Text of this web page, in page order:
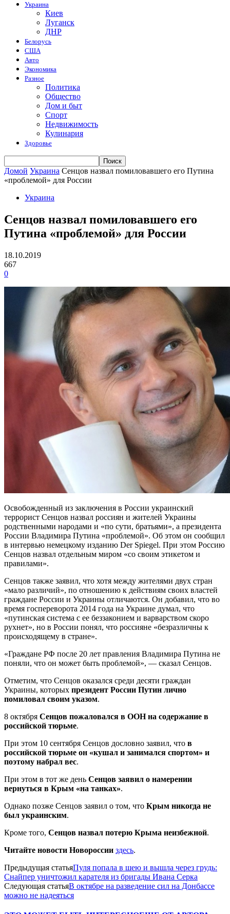
Украина
Киев
Луганск
ДНР
Белорусь
США
Авто
Экономика
Разное
Политика
Общество
Дом и быт
Спорт
Недвижимость
Кулинария
Здоровье
Домой Украина Сенцов назвал помиловавшего его Путина
«проблемой» для России
Украина
Сенцов назвал помиловавшего его
Путина «проблемой» для России
18.10.2019
667
0
Освобожденный из заключения в России украинский
террорист Сенцов назвал россиян и жителей Украины
родственными народами и «по сути, братьями», а президента
России Владимира Путина «проблемой». Об этом он сообщил
в интервью немецкому изданию Der Spiegel. При этом Россию
Сенцов назвал отдельным миром «со своим этикетом и
правилами».
Сенцов также заявил, что хотя между жителями двух стран
«мало различий», по отношению к действиям своих властей
граждане России и Украины отличаются. Он добавил, что во
время госпереворота 2014 года на Украине думал, что
«путинская система с ее беззаконием и варварством скоро
рухнет», но в России понял, что россияне «безразличны к
происходящему в стране».
«Граждане РФ после 20 лет правления Владимира Путина не
поняли, что он может быть проблемой», — сказал Сенцов.
Отметим, что Сенцов оказался среди десяти граждан
Украины, которых президент России Путин лично
помиловал своим указом.
8 октября Сенцов пожаловался в ООН на содержание в
российской тюрьме.
При этом 10 сентября Сенцов дословно заявил, что в
российской тюрьме он «кушал и занимался спортом» и
поэтому набрал вес.
При этом в тот же день Сенцов заявил о намерении
вернуться в Крым «на танках».
Однако позже Сенцов заявил о том, что Крым никогда не
был украинским.
Кроме того, Сенцов назвал потерю Крыма неизбежной.
Читайте новости Новороссии здесь.
Предыдущая статьяПуля попала в шею и вышла через грудь:
Снайпер уничтожил карателя из бригады Ивана Серка
Следующая статьяВ октябре на разведение сил на Донбассе
можно не надеяться